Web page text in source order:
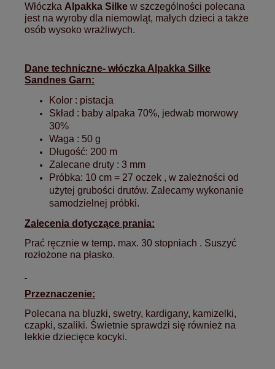
Włóczka Alpakka Silke w szczególności polecana
jest na wyroby dla niemowląt, małych dzieci a także
osób wysoko wrażliwych.
Dane techniczne- włóczka Alpakka Silke
Sandnes Garn:
Kolor : pistacja
Skład : baby alpaka 70%, jedwab morwowy
30%
Waga : 50 g
Długość: 200 m
Zalecane druty : 3 mm
Próbka: 10 cm = 27 oczek , w zależności od
użytej grubości drutów. Zalecamy wykonanie
samodzielnej próbki.
Zalecenia dotyczące prania:
Prać ręcznie w temp. max. 30 stopniach . Suszyć
rozłożone na płasko.
Przeznaczenie:
Polecana na bluzki, swetry, kardigany, kamizelki,
czapki, szaliki. Świetnie sprawdzi się również na
lekkie dziecięce kocyki.